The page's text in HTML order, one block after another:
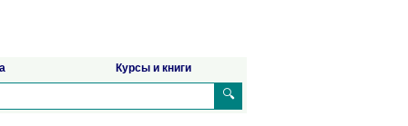
Курсы и книги
🔍